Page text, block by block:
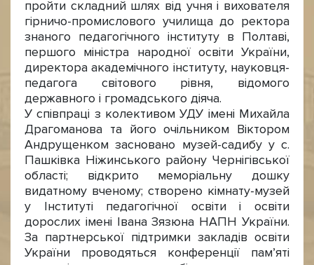
пройти складний шлях від учня і вихователя
гірничо-промислового училища до ректора
знаного педагогічного інституту в Полтаві,
першого міністра народної освіти України,
директора академічного інституту, науковця-
педагога світового рівня, відомого
державного і громадського діяча.
У співпраці з колективом УДУ імені Михайла
Драгоманова та його очільником Віктором
Андрущенком засновано музей-садибу у с.
Пашківка Ніжинського району Чернігівської
області; відкрито меморіальну дошку
видатному вченому; створено кімнату-музей
у Інституті педагогічної освіти і освіти
дорослих імені Івана Зязюна НАПН України.
За партнерської підтримки закладів освіти
України проводяться конференції пам’яті